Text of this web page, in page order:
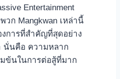
Entertainment
วก Mangkwan เหล่านี้
การที่สำคัญที่สุดอย่าง
นั่นคือ ความหลาก
ข้นในการต่อสู้ที่มาก